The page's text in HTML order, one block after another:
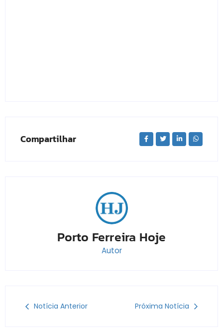
Compartilhar
Porto Ferreira Hoje
Autor
Notícia Anterior Próxima Notícia